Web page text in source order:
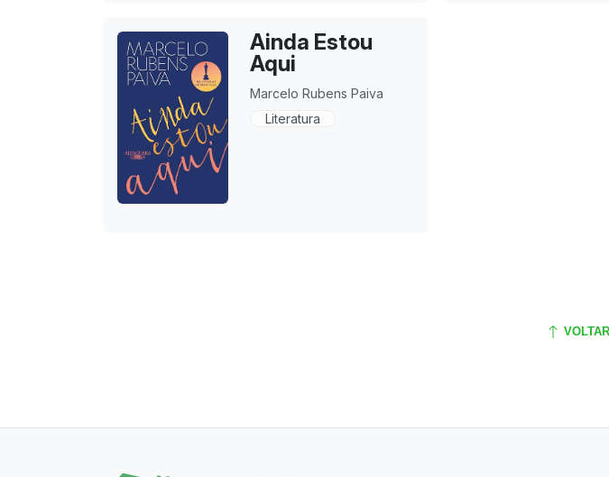
Ainda Estou
Aqui
Marcelo Rubens Paiva
Literatura